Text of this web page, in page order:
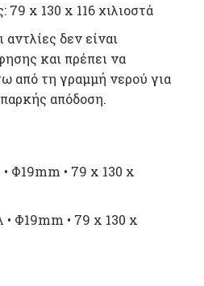
79 x 130 x 116 χιλιοστά
δεν είναι
και πρέπει να
από τη γραμμή νερού για
απόδοση.
• Φ19mm • 79 x 130 x
• Φ19mm • 79 x 130 x